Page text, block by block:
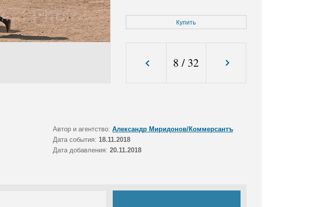
Купить
8 / 32
Автор и агентство: Александр Миридонов/Коммерсантъ
Дата события: 18.11.2018
Дата добавления: 20.11.2018